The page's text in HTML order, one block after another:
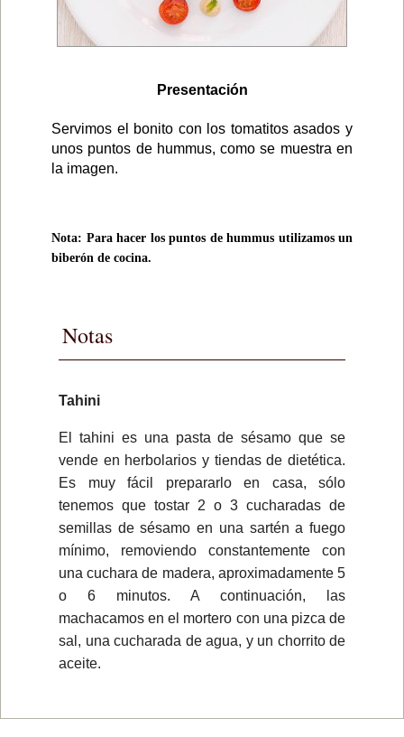
Presentación
Servimos el bonito con los tomatitos asados y
unos puntos de hummus, como se muestra en
la imagen.
Nota: Para hacer los puntos de hummus utilizamos un
biberón de cocina.
Notas
Tahini
El tahini es una pasta de sésamo que se
vende en herbolarios y tiendas de dietética.
Es muy fácil prepararlo en casa, sólo
tenemos que tostar 2 o 3 cucharadas de
semillas de sésamo en una sartén a fuego
mínimo, removiendo constantemente con
una cuchara de madera, aproximadamente 5
o 6 minutos. A continuación, las
machacamos en el mortero con una pizca de
sal, una cucharada de agua, y un chorrito de
aceite.